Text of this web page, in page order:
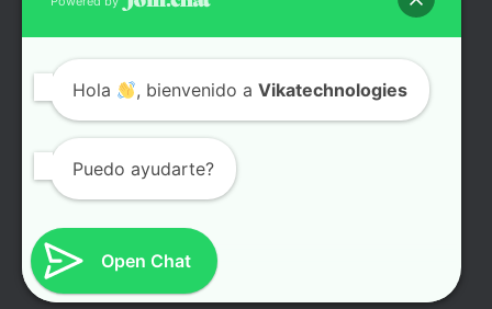
PRIVACIDAD
SOPORTE
TÉRMINOS Y
Hola , bienvenido aVikatechnologies
Puedo ayudarte?
Open Chat